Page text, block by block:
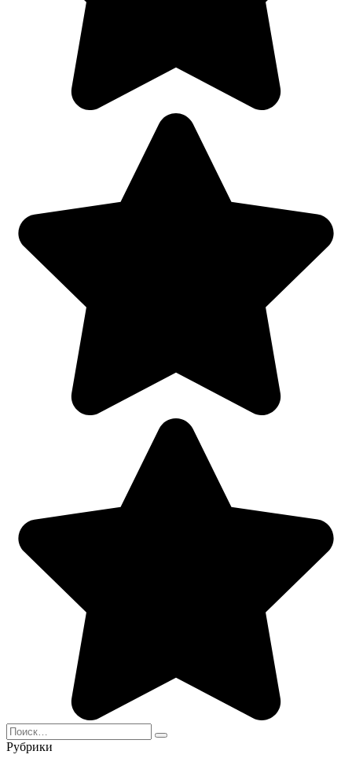
Search
for:
Рубрики